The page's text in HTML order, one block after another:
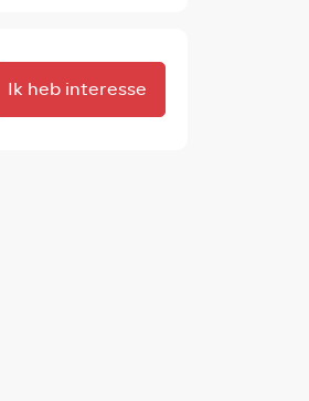
Ik heb interesse